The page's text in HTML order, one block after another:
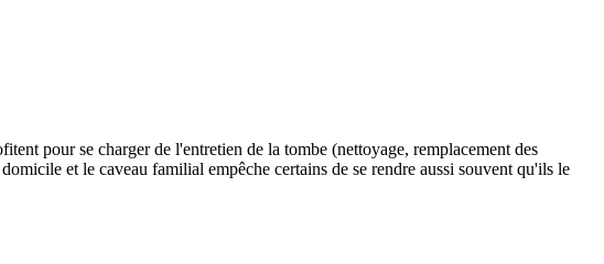
pour se charger de l'entretien de la tombe (nettoyage, remplacement des
et le caveau familial empêche certains de se rendre aussi souvent qu'ils le